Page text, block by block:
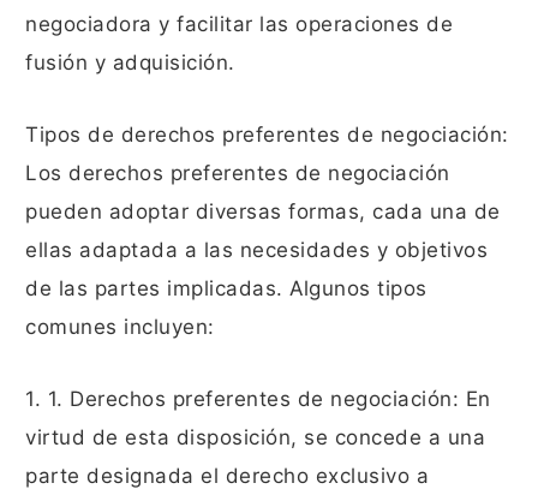
negociadora y facilitar las operaciones de
fusión y adquisición.
Tipos de derechos preferentes de negociación:
Los derechos preferentes de negociación
pueden adoptar diversas formas, cada una de
ellas adaptada a las necesidades y objetivos
de las partes implicadas. Algunos tipos
comunes incluyen:
1. 1. Derechos preferentes de negociación: En
virtud de esta disposición, se concede a una
parte designada el derecho exclusivo a